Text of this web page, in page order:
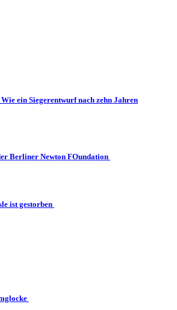
ein Siegerentwurf nach zehn Jahren
Berliner Newton FOundation
ist gestorben